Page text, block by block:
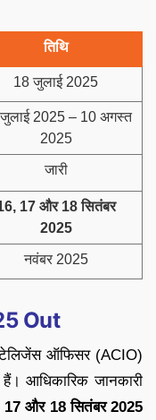
तिथि
18 जुलाई 2025
2025 – 10 अगस्त
2025
जारी
17 और 18 सितंबर
2025
नवंबर 2025
Out
ऑफिसर (ACIO)
हैं। आधिकारिक जानकारी
17 और 18 सितंबर 2025